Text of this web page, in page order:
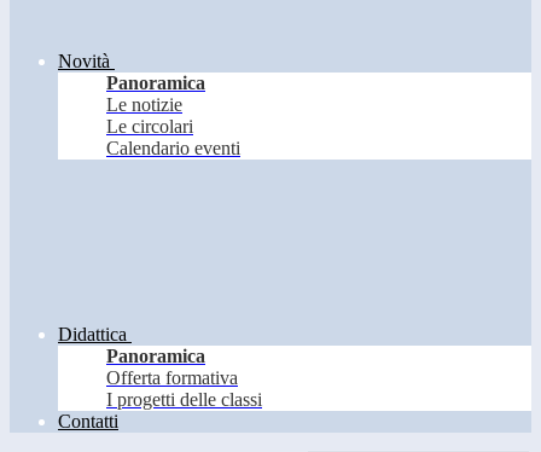
Novità
Panoramica
Le notizie
Le circolari
Calendario eventi
Didattica
Panoramica
Offerta formativa
I progetti delle classi
Contatti